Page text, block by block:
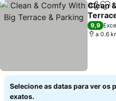
Partilhar
Clean
Ver
9,9
a 0.6
Selecione as datas para ver os
exatos.